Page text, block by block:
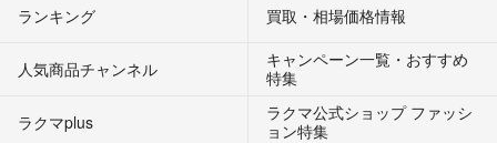
ランキング 買取・相場価格情報
人気商品チャンネル
キャンペーン一覧・おすすめ
特集
ラクマplus
ラクマ公式ショップ ファッシ
ョン特集